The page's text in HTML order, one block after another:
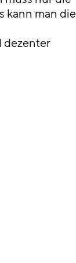
kann man die
dezenter